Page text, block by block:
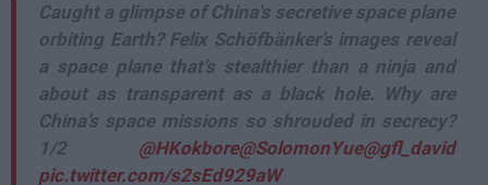
Caught a glimpse of China's secretive space plane
orbiting Earth? Felix Schöfbänker’s images reveal
a space plane that’s stealthier than a ninja and
about as transparent as a black hole. Why are
China’s space missions so shrouded in secrecy?
1/2 @HKokbore@SolomonYue@gfl_david
pic.twitter.com/s2sEd929aW